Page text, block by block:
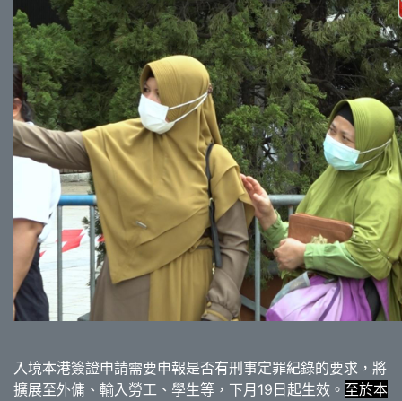
入境本港簽證申請需要申報是否有刑事定罪紀錄的要求，將
擴展至外傭、輸入勞工、學生等，下月19日起生效。 至於本